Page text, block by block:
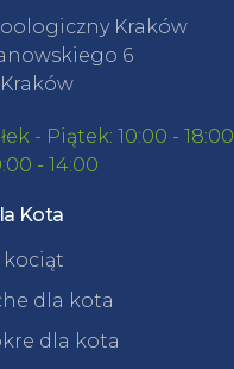
Kraków
6
- Piątek: 10:00 - 18:00
- 14:00
Kota
kociąt
dla kota
dla kota